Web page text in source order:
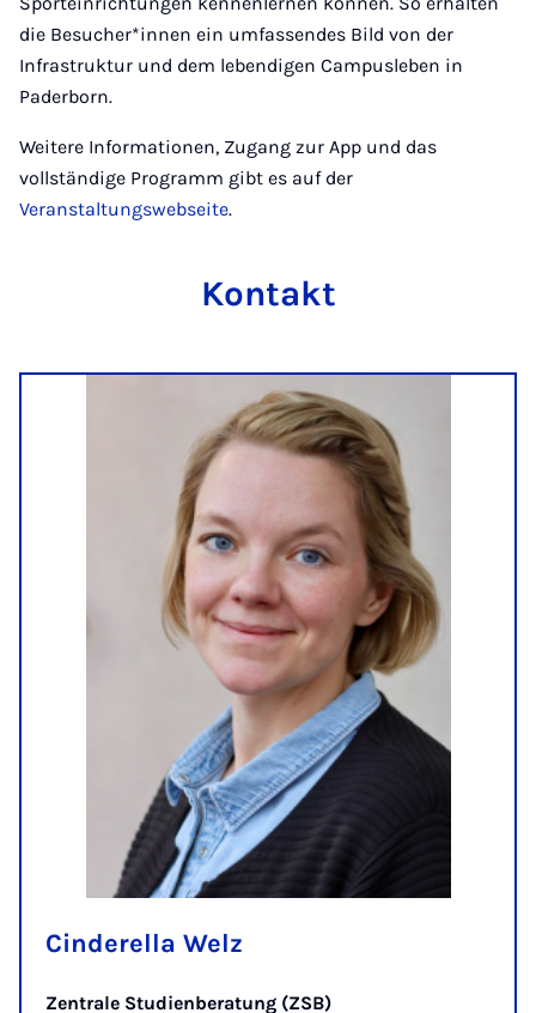
die Besucher*innen ein umfassendes Bild von der
Infrastruktur und dem lebendigen Campusleben in
Paderborn.
Weitere Informationen, Zugang zur App und das
vollständige Programm gibt es auf der
Veranstaltungswebseite.
Kontakt
Cinderella Welz
Zentrale Studienberatung (ZSB)